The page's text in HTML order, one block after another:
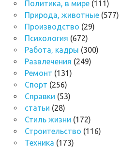
Политика, в мире(111)
Природа, животные(577)
Производство (29)
Психология (672)
Работа, кадры (300)
Развлечения (249)
Ремонт (131)
Спорт (256)
Справки (53)
статьи (28)
Стиль жизни (172)
Строительство (116)
Техника (173)